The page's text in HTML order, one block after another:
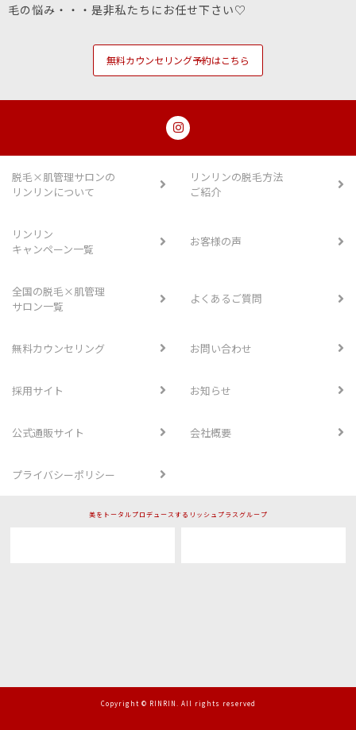
毛の悩み・・・是非私たちにお任せ下さい♡
無料カウンセリング予約はこちら
脱毛×肌管理サロンの
リンリンについて
リンリンの脱毛方法
ご紹介
リンリン
キャンペーン一覧
お客様の声
全国の脱毛×肌管理
サロン一覧
よくあるご質問
無料カウンセリング お問い合わせ
採用サイト お知らせ
公式通販サイト 会社概要
プライバシーポリシー
美をトータルプロデュースするリッシュプラスグループ
Copyright © RINRIN. All rights reserved